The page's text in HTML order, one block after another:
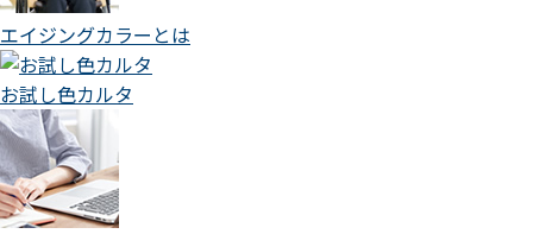
エイジングカラーとは
お試し色カルタ